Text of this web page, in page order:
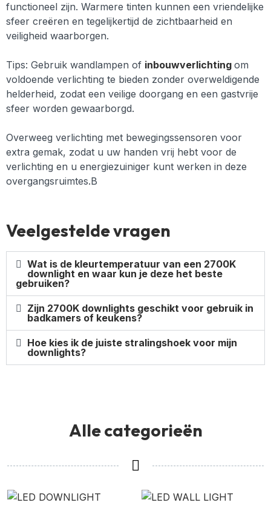
functioneel zijn. Warmere tinten kunnen een vriendelijke
sfeer creëren en tegelijkertijd de zichtbaarheid en
veiligheid waarborgen.
Tips: Gebruik wandlampen of inbouwverlichting om
voldoende verlichting te bieden zonder overweldigende
helderheid, zodat een veilige doorgang en een gastvrije
sfeer worden gewaarborgd.
Overweeg verlichting met bewegingssensoren voor
extra gemak, zodat u uw handen vrij hebt voor de
verlichting en u energiezuiniger kunt werken in deze
overgangsruimtes.B
Veelgestelde vragen
Wat is de kleurtemperatuur van een 2700K
downlight en waar kun je deze het beste
gebruiken?
Zijn 2700K downlights geschikt voor gebruik in
badkamers of keukens?
Hoe kies ik de juiste stralingshoek voor mijn
downlights?
Alle categorieën